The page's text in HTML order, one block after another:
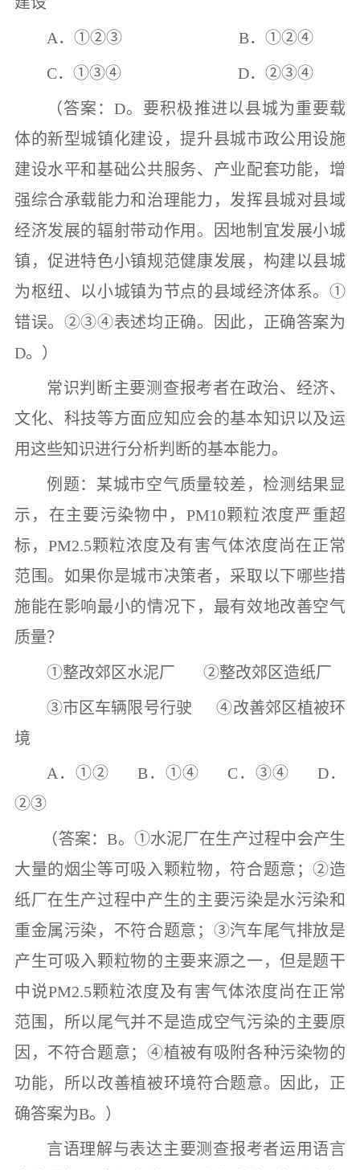
A． ①②③ B． ①②④
C． ①③④ D． ②③④
（答案：D。要积极推进以县城为重要载
体的新型城镇化建设，提升县城市政公用设施
建设水平和基础公共服务、产业配套功能，增
强综合承载能力和治理能力，发挥县城对县域
经济发展的辐射带动作用。因地制宜发展小城
镇，促进特色小镇规范健康发展，构建以县城
为枢纽、以小城镇为节点的县域经济体系。①
错误。 ②③④表述均正确。因此，正确答案为
D。）
常识判断主要测查报考者在政治、经济、
文化、科技等方面应知应会的基本知识以及运
用这些知识进行分析判断的基本能力。
例题：某城市空气质量较差，检测结果显
示，在主要污染物中， PM10颗粒浓度严重超
标，PM2.5颗粒浓度及有害气体浓度尚在正常
范围。如果你是城市决策者，采取以下哪些措
施能在影响最小的情况下，最有效地改善空气
质量？
①整改郊区水泥厂 ②整改郊区造纸厂
③市区车辆限号行驶 ④改善郊区植被环
境
A． ①② B． ①④ C． ③④ D．
②③
（答案：B。 ①水泥厂在生产过程中会产生
大量的烟尘等可吸入颗粒物，符合题意； ②造
纸厂在生产过程中产生的主要污染是水污染和
重金属污染，不符合题意； ③汽车尾气排放是
产生可吸入颗粒物的主要来源之一，但是题干
中说PM2.5颗粒浓度及有害气体浓度尚在正常
范围，所以尾气并不是造成空气污染的主要原
因，不符合题意； ④植被有吸附各种污染物的
功能，所以改善植被环境符合题意。因此，正
确答案为B。）
言语理解与表达主要测查报考者运用语言